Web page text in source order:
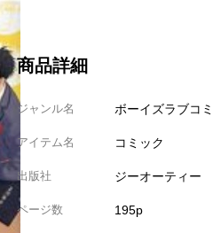
商品詳細
ジャンル名 ボーイズラブコ
アイテム名 コミック
出版社 ジーオーティー
ページ数 195p